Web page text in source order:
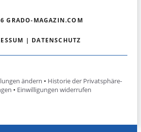
GRADO-MAGAZIN.COM
| DATENSCHUTZ
ändern • Historie der Privatsphäre-
• Einwilligungen widerrufen